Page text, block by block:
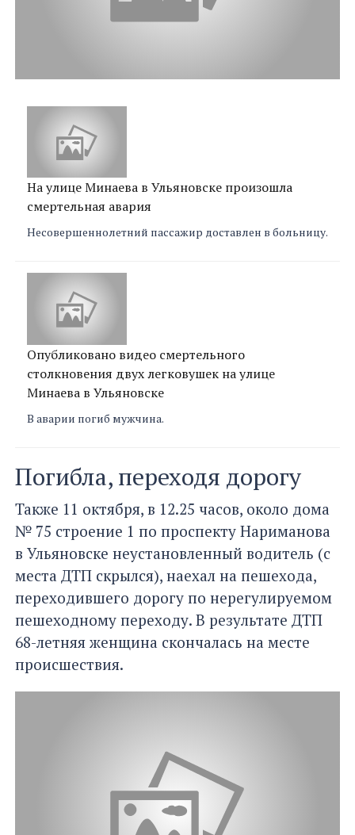
На улице Минаева в Ульяновске произошла
смертельная авария
Несовершеннолетний пассажир доставлен в больницу.
Опубликовано видео смертельного
столкновения двух легковушек на улице
Минаева в Ульяновске
В аварии погиб мужчина.
Погибла, переходя дорогу
Также 11 октября, в 12.25 часов, около дома
№ 75 строение 1 по проспекту Нариманова
в Ульяновске неустановленный водитель (с
места ДТП скрылся), наехал на пешехода,
переходившего дорогу по нерегулируемом
пешеходному переходу. В результате ДТП
68-летняя женщина скончалась на месте
происшествия.